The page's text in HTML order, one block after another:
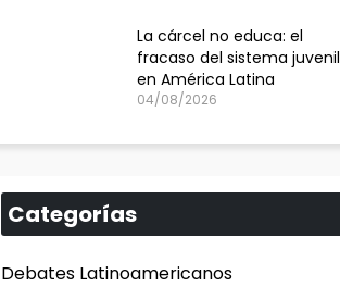
La cárcel no educa: el
fracaso del sistema juvenil
en América Latina
04/08/2026
Categorías
Debates Latinoamericanos